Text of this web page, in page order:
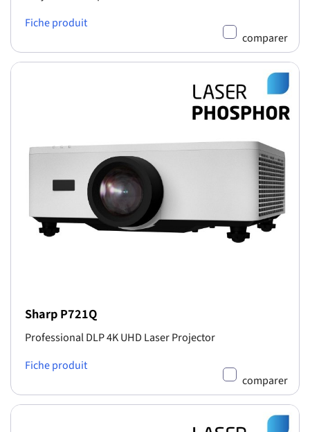
Fiche produit
comparer
Sharp P721Q
Professional DLP 4K UHD Laser Projector
Fiche produit
comparer